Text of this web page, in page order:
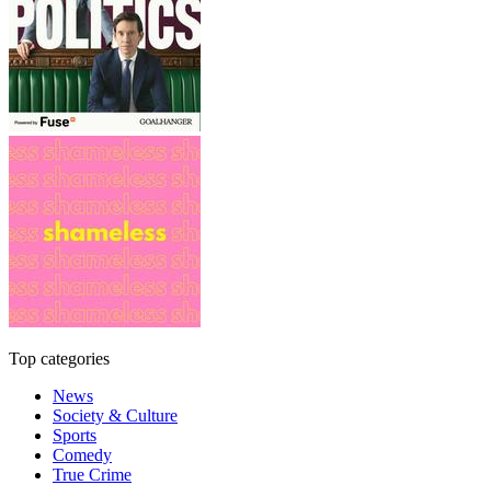
Top categories
News
Society & Culture
Sports
Comedy
True Crime